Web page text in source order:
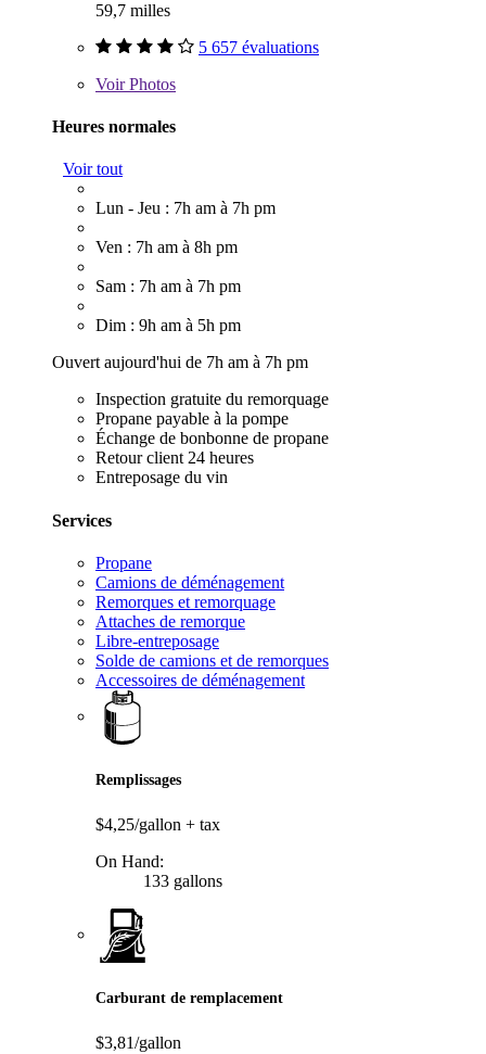
59,7 milles
5 657 évaluations
VoirPhotos
Heures normales
Voir tout
Lun - Jeu : 7h am à 7h pm
Ven : 7h am à 8h pm
Sam : 7h am à 7h pm
Dim : 9h am à 5h pm
Ouvert aujourd'hui de 7h am à 7h pm
Inspection gratuite du remorquage
Propane payable à la pompe
Échange de bonbonne de propane
Retour client 24 heures
Entreposage du vin
Services
Propane
Camions de déménagement
Remorques et remorquage
Attaches de remorque
Libre-entreposage
Solde de camions et de remorques
Accessoires de déménagement
Remplissages
$4,25/gallon + tax
On Hand:
133 gallons
Carburant de remplacement
$3,81/gallon